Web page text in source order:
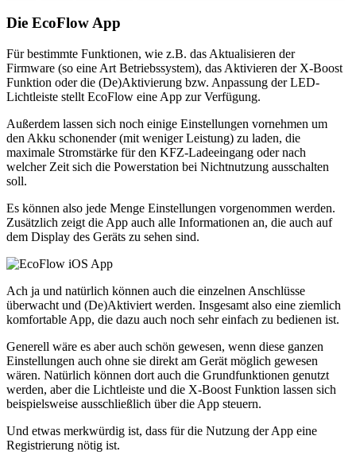
Die EcoFlow App
Für bestimmte Funktionen, wie z.B. das Aktualisieren der
Firmware (so eine Art Betriebssystem), das Aktivieren der X-Boost
Funktion oder die (De)Aktivierung bzw. Anpassung der LED-
Lichtleiste stellt EcoFlow eine App zur Verfügung.
Außerdem lassen sich noch einige Einstellungen vornehmen um
den Akku schonender (mit weniger Leistung) zu laden, die
maximale Stromstärke für den KFZ-Ladeeingang oder nach
welcher Zeit sich die Powerstation bei Nichtnutzung ausschalten
soll.
Es können also jede Menge Einstellungen vorgenommen werden.
Zusätzlich zeigt die App auch alle Informationen an, die auch auf
dem Display des Geräts zu sehen sind.
Ach ja und natürlich können auch die einzelnen Anschlüsse
überwacht und (De)Aktiviert werden. Insgesamt also eine ziemlich
komfortable App, die dazu auch noch sehr einfach zu bedienen ist.
Generell wäre es aber auch schön gewesen, wenn diese ganzen
Einstellungen auch ohne sie direkt am Gerät möglich gewesen
wären. Natürlich können dort auch die Grundfunktionen genutzt
werden, aber die Lichtleiste und die X-Boost Funktion lassen sich
beispielsweise ausschließlich über die App steuern.
Und etwas merkwürdig ist, dass für die Nutzung der App eine
Registrierung nötig ist.